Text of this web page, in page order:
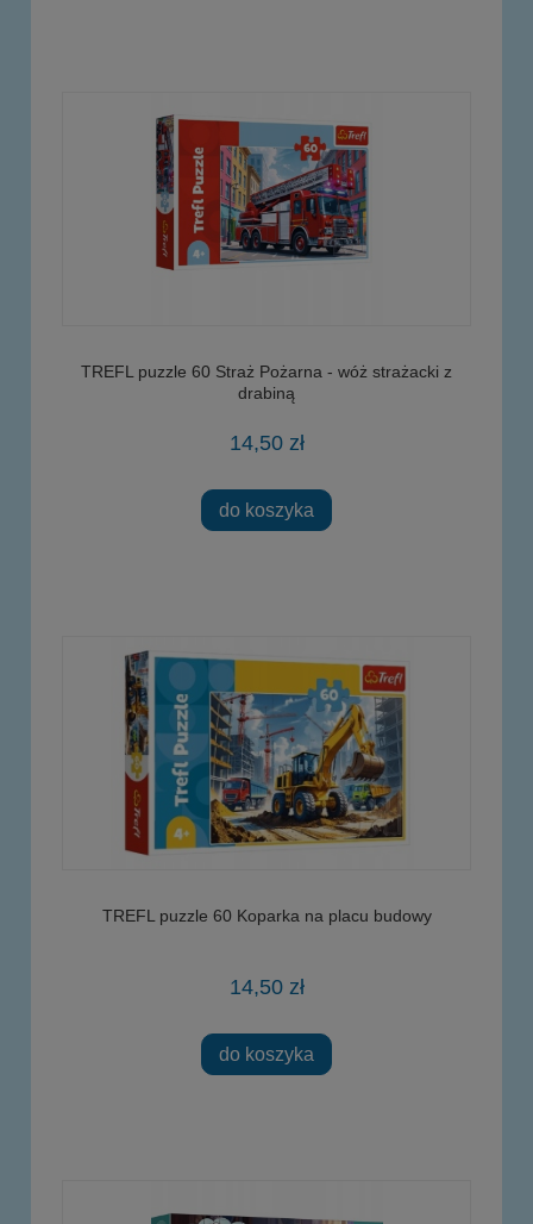
TREFL puzzle 60 Straż Pożarna - wóż strażacki z
drabiną
14,50 zł
do koszyka
TREFL puzzle 60 Koparka na placu budowy
14,50 zł
do koszyka